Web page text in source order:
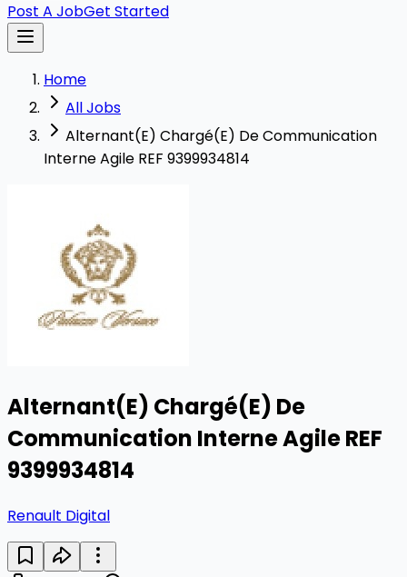
Post A JobGet Started
Home
All Jobs
Alternant(E) Chargé(E) De Communication
Interne Agile REF 9399934814
Alternant(E) Chargé(E) De
Communication Interne Agile REF
9399934814
Renault Digital